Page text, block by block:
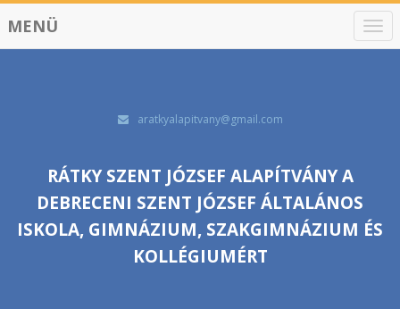
N
a
MENÜ
aratkyalapitvany@gmail.com
RÁTKY SZENT JÓZSEF ALAPÍTVÁNY A
DEBRECENI SZENT JÓZSEF ÁLTALÁNOS
ISKOLA, GIMNÁZIUM, SZAKGIMNÁZIUM ÉS
KOLLÉGIUMÉRT